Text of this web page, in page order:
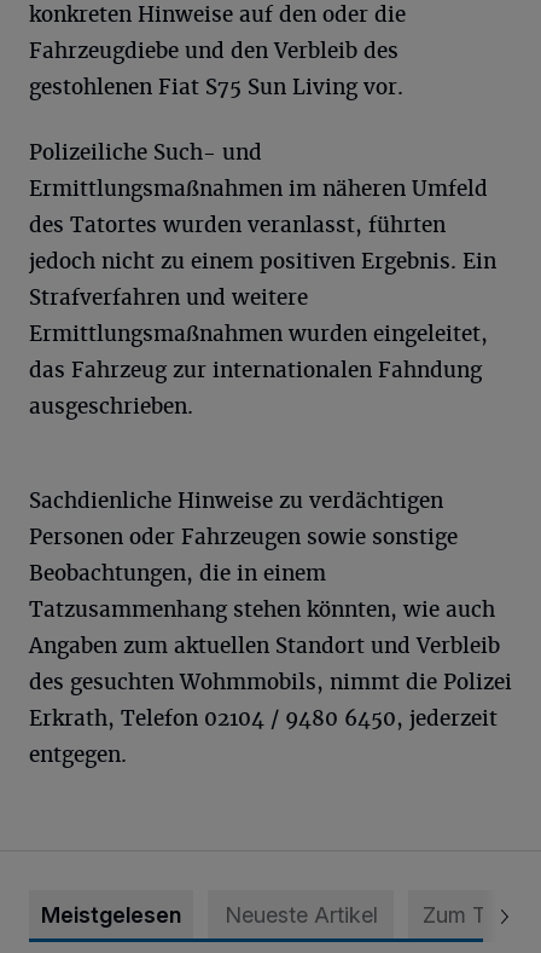
konkreten Hinweise auf den oder die
Fahrzeugdiebe und den Verbleib des
gestohlenen Fiat S75 Sun Living vor.
Polizeiliche Such- und
Ermittlungsmaßnahmen im näheren Umfeld
des Tatortes wurden veranlasst, führten
jedoch nicht zu einem positiven Ergebnis. Ein
Strafverfahren und weitere
Ermittlungsmaßnahmen wurden eingeleitet,
das Fahrzeug zur internationalen Fahndung
ausgeschrieben.
Sachdienliche Hinweise zu verdächtigen
Personen oder Fahrzeugen sowie sonstige
Beobachtungen, die in einem
Tatzusammenhang stehen könnten, wie auch
Angaben zum aktuellen Standort und Verbleib
des gesuchten Wohmmobils, nimmt die Polizei
Erkrath, Telefon 02104 / 9480 6450, jederzeit
entgegen.
Meistgelesen Neueste Artikel Zum Thema